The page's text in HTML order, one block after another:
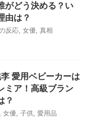
がどう決める？い
由は？
反応 女優 真相
愛用ベビーカーは
ミア！高級ブラン
？
女優 子供 愛用品